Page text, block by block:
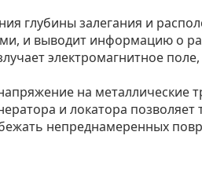
глубины залегания и
и выводит информацию о
электромагнитное
на металлические
и локатора
непреднамеренных